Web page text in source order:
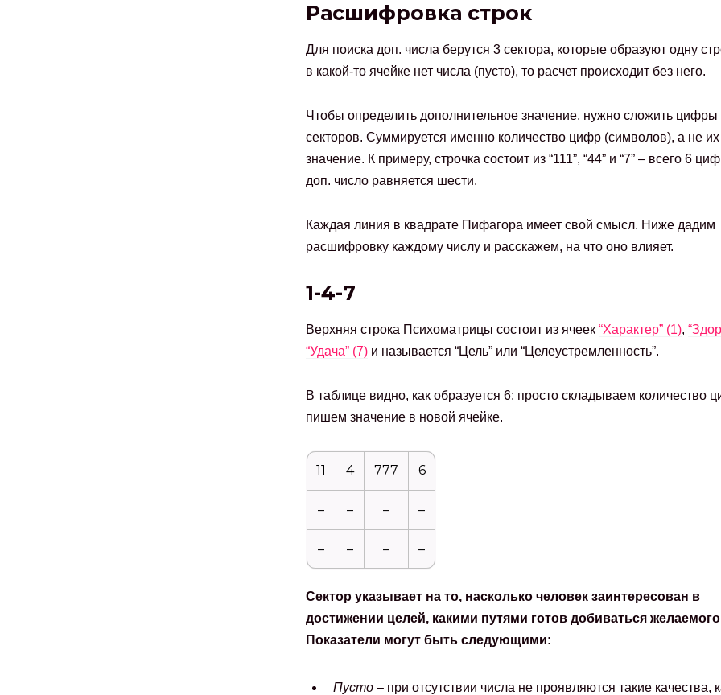
Расшифровка строк
Для поиска доп. числа берутся 3 сектора, которые образуют одну
в какой-то ячейке нет числа (пусто), то расчет происходит без него.
Чтобы определить дополнительное значение, нужно сложить цифры
секторов. Суммируется именно количество цифр (символов), а не их
значение. К примеру, строчка состоит из “111”, “44” и “7” – всего 6
доп. число равняется шести.
Каждая линия в квадрате Пифагора имеет свой смысл. Ниже дадим
расшифровку каждому числу и расскажем, на что оно влияет.
1-4-7
Верхняя строка Психоматрицы состоит из ячеек “Характер” (1),
“Удача” (7)и называется “Цель” или “Целеустремленность”.
В таблице видно, как образуется 6: просто складываем количество
пишем значение в новой ячейке.
11 4 777 6
– – – –
– – – –
Сектор указывает на то, насколько человек заинтересован в
достижении целей, какими путями готов добиваться
Показатели могут быть следующими:
Пусто– при отсутствии числа не проявляются такие качества,